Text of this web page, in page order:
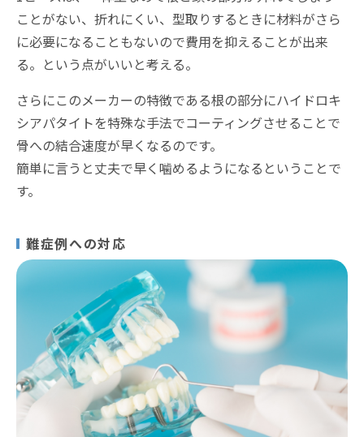
ことがない、折れにくい、型取りするときに材料がさら
に必要になることもないので費用を抑えることが出来
る。という点がいいと考える。
さらにこのメーカーの特徴である根の部分にハイドロキ
シアパタイトを特殊な手法でコーティングさせることで
骨への結合速度が早くなるのです。
簡単に言うと丈夫で早く噛めるようになるということで
す。
難症例への対応